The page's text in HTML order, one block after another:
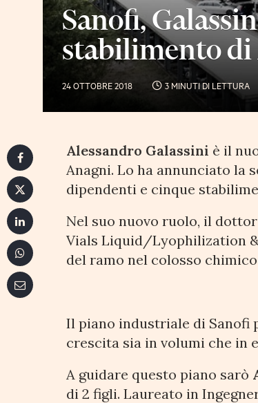
Sanofi,
stabilimento
24 OTTOBRE 2018 3 MINUTI DI LETTURA
Alessandro Galassini è il
Anagni. Lo ha annunciato la
dipendenti e cinque
Nel suo nuovo ruolo, il
Vials Liquid/Lyophilization
del ramo nel colosso
Il piano industriale di Sanofi
crescita sia in volumi che in
A guidare questo piano sarò
di 2 figli. Laureato in